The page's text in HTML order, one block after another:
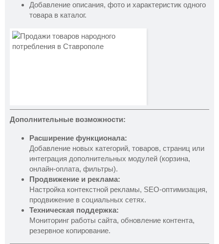
Добавление описания, фото и характеристик одного
товара в каталог.
Дополнительные возможности:
Расширение функционала:
Добавление новых категорий, товаров, страниц или
интеграция дополнительных модулей (корзина,
онлайн-оплата, фильтры).
Продвижение и реклама:
Настройка контекстной рекламы, SEO-оптимизация,
продвижение в социальных сетях.
Техническая поддержка:
Мониторинг работы сайта, обновление контента,
резервное копирование.